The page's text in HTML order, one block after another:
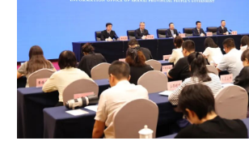
一带一路 亚太网
文化产业
地方频道